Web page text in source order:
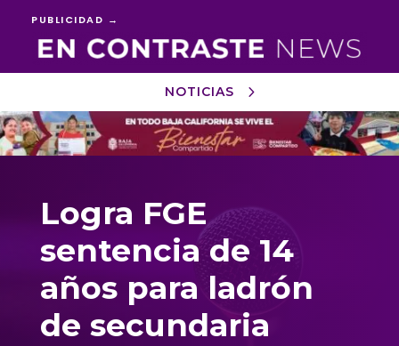
PUBLICIDAD →
NOTICIAS
Reproductor
de
vídeo
Logra FGE
sentencia de 14
años para ladrón
de secundaria